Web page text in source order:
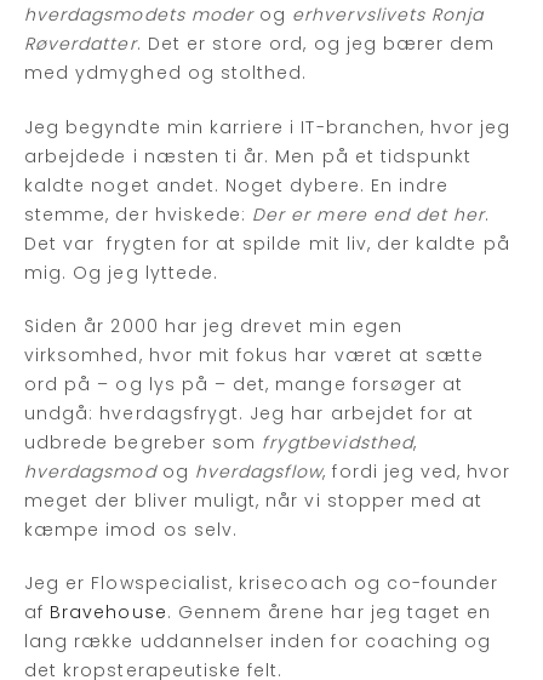
hverdagsmodets moderog erhvervslivets Ronja
Røverdatter. Det er store ord, og jeg bærer dem
med ydmyghed og stolthed.
Jeg begyndte min karriere i IT-branchen, hvor jeg
arbejdede i næsten ti år. Men på et tidspunkt
kaldte noget andet. Noget dybere. En indre
stemme, der hviskede: Der er mere end det her.
Det var frygten for at spilde mit liv, der kaldte på
mig. Og jeg lyttede.
Siden år 2000 har jeg drevet min egen
virksomhed, hvor mit fokus har været at sætte
ord på – og lys på – det, mange forsøger at
undgå: hverdagsfrygt. Jeg har arbejdet for at
udbrede begreber som frygtbevidsthed,
hverdagsmodog hverdagsflow, fordi jeg ved, hvor
meget der bliver muligt, når vi stopper med at
kæmpe imod os selv.
Jeg er Flowspecialist, krisecoach og co-founder
af Bravehouse. Gennem årene har jeg taget en
lang række uddannelser inden for coaching og
det kropsterapeutiske felt.